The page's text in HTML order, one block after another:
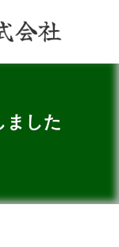
ました